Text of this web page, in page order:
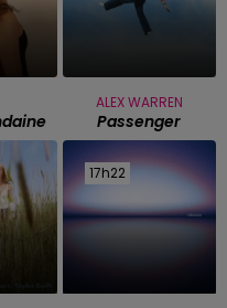
ALEX WARREN
Passenger
17h22
17h22